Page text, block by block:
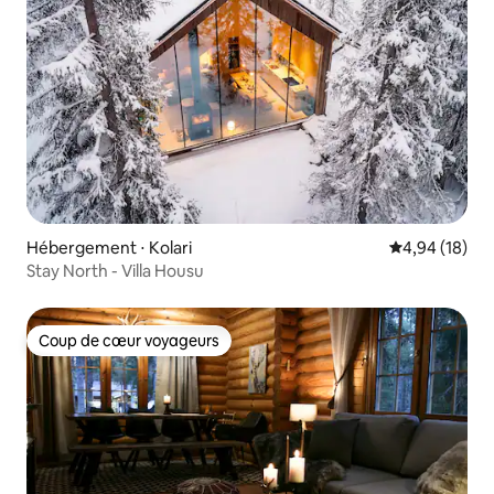
Hébergement ⋅ Kolari Évaluation
4,94 (18)
Stay North - Villa Housu
Coup de cœur voyageurs
Coup de cœur voyageurs